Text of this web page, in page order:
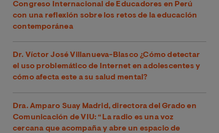
Congreso Internacional de Educadores en Perú
con una reflexión sobre los retos de la educación
contemporánea
Dr. Víctor José Villanueva-Blasco ¿Cómo detectar
el uso problemático de Internet en adolescentes y
cómo afecta este a su salud mental?
Dra. Amparo Suay Madrid, directora del Grado en
Comunicación de VIU: “La radio es una voz
cercana que acompaña y abre un espacio de